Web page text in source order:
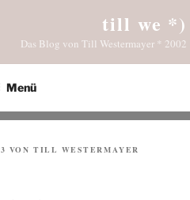
till we *)
Das Blog von Till Westermayer * 2002
Menü
VON TILL WESTERMAYER